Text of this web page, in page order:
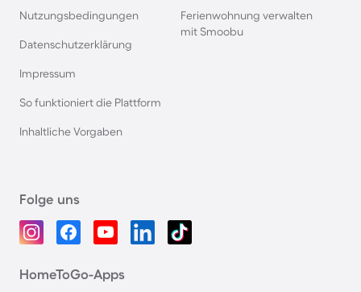
Nutzungsbedingungen
Datenschutzerklärung
Impressum
So funktioniert die Plattform
Inhaltliche Vorgaben
Ferienwohnung verwalten
mit Smoobu
Folge uns
HomeToGo-Apps